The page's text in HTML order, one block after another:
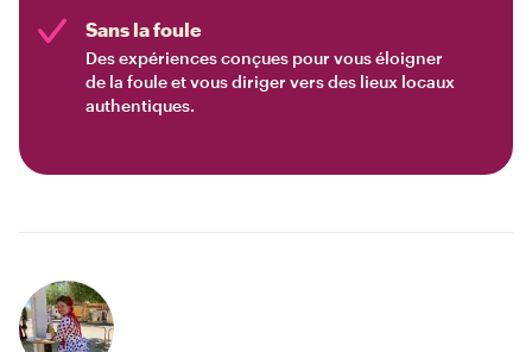
Sans la foule
Des expériences conçues pour vous éloigner
de la foule et vous diriger vers des lieux locaux
authentiques.